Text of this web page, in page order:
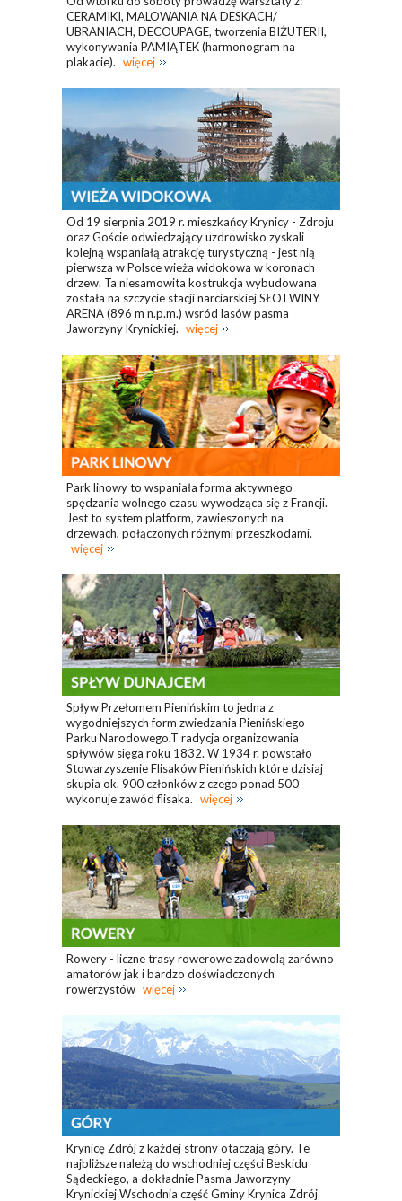
CERAMIKI, MALOWANIA NA DESKACH/
UBRANIACH, DECOUPAGE, tworzenia BIŻUTERII,
wykonywania PAMIĄTEK (harmonogram na
plakacie). więcej
Od 19 sierpnia 2019 r. mieszkańcy Krynicy - Zdroju
oraz Goście odwiedzający uzdrowisko zyskali
kolejną wspaniałą atrakcję turystyczną - jest nią
pierwsza w Polsce wieża widokowa w koronach
drzew. Ta niesamowita kostrukcja wybudowana
została na szczycie stacji narciarskiej SŁOTWINY
ARENA (896 m n.p.m.) wsród lasów pasma
Jaworzyny Krynickiej. więcej
Park linowy to wspaniała forma aktywnego
spędzania wolnego czasu wywodząca się z Francji.
Jest to system platform, zawieszonych na
drzewach, połączonych różnymi przeszkodami.
więcej
Spływ Przełomem Pienińskim to jedna z
wygodniejszych form zwiedzania Pienińskiego
Parku Narodowego.T radycja organizowania
spływów sięga roku 1832. W 1934 r. powstało
Stowarzyszenie Flisaków Pienińskich które dzisiaj
skupia ok. 900 członków z czego ponad 500
wykonuje zawód flisaka. więcej
Rowery - liczne trasy rowerowe zadowolą zarówno
amatorów jak i bardzo doświadczonych
rowerzystów więcej
Krynicę Zdrój z każdej strony otaczają góry. Te
najbliższe należą do wschodniej części Beskidu
Sądeckiego, a dokładnie Pasma Jaworzyny
Krynickiej Wschodnia część Gminy Krynica Zdrój